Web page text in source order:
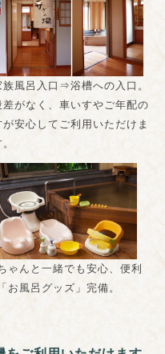
族風呂入口⇒浴槽への入口。
差がなく、車いすやご年配の
が安心してご利用いただけま
ゃんと一緒でも安心、便利
お風呂グッズ」完備。